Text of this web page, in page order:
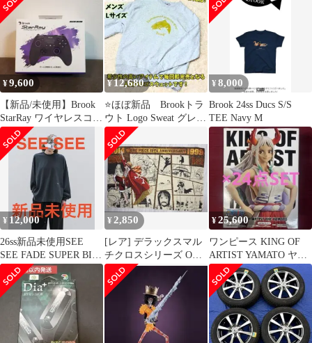
レット｜非売品
ス ネイビー 紺
¥9,600
【新品/未使用】Brook
StarRay ワイヤレスコン
トローラー
¥12,680
⭐ほぼ新品 Brookトラ
ウト Logo Sweat グレ
ー L 希少 レア
¥8,000
Brook 24ss Ducs S/S
TEE Navy M
¥ 12,000
26ss新品未使用SEE
SEE FADE SUPER BIG
LS TEE
¥ 2,850
[レア] デラックスマル
チクロスシリーズ ONE
PIECE 15周年
¥25,600
ワンピース KING OF
ARTIST YAMATO ヤマ
ト フィギュア24点